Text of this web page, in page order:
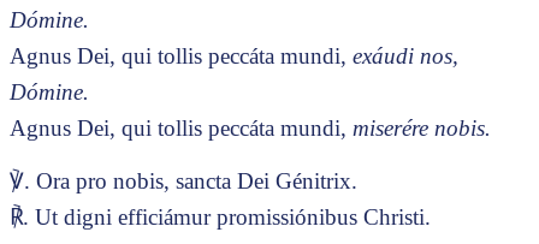
Dómine.
Agnus Dei, qui tollis peccáta mundi, exáudi nos,
Dómine.
Agnus Dei, qui tollis peccáta mundi, miserére nobis.
℣. Ora pro nobis, sancta Dei Génitrix.
℟. Ut digni efficiámur promissiónibus Christi.